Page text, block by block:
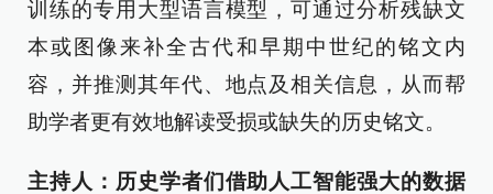
训练的专用大型语言模型，可通过分析残缺文
本或图像来补全古代和早期中世纪的铭文内
容，并推测其年代、地点及相关信息，从而帮
助学者更有效地解读受损或缺失的历史铭文。
主持人：历史学者们借助人工智能强大的数据